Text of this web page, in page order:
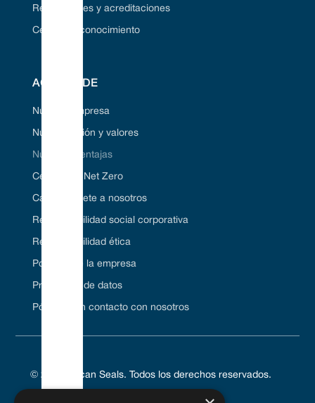
Regulaciones y acreditaciones
Centro de conocimiento
ACERCA DE
Nuestra empresa
Nuestra visión y valores
Nuestras ventajas
Certificado Net Zero
Carrera/Únete a nosotros
Responsabilidad social corporativa
Responsabilidad ética
Políticas de la empresa
Protección de datos
Póngase en contacto con nosotros
© 2024 Vulcan Seals. Todos los derechos reservados.